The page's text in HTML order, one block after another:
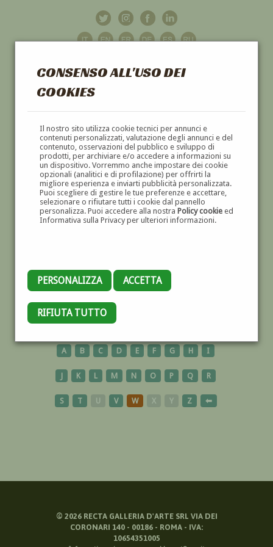
CONSENSO ALL'USO DEI
COOKIES
Il nostro sito utilizza cookie tecnici per annunci e
contenuti personalizzati, valutazione degli annunci e del
contenuto, osservazioni del pubblico e sviluppo di
prodotti, per archiviare e/o accedere a informazioni su
un dispositivo. Vorremmo anche impostare dei cookie
opzionali (analitici e di profilazione) per offrirti la
migliore esperienza e inviarti pubblicità personalizzata.
Puoi scegliere di gestire le tue preferenze e accettare,
selezionare o rifiutare tutti i cookie dal pannello
personalizza. Puoi accedere alla nostra Policy cookieed
Informativa sulla Privacy per ulteriori informazioni.
PERSONALIZZA ACCETTA
RIFIUTA TUTTO
GALLERIAD'ARTE
DIPINTI E SCULTURE '800 E '900
SCUOLA
A B C D E F G H I
J K L M N O P Q R
S T U V W X Y Z ⬅
© 2026RECTA GALLERIA D'ARTE SRL VIA DEI
CORONARI 140 - 00186 - ROMA - IVA:
10654351005